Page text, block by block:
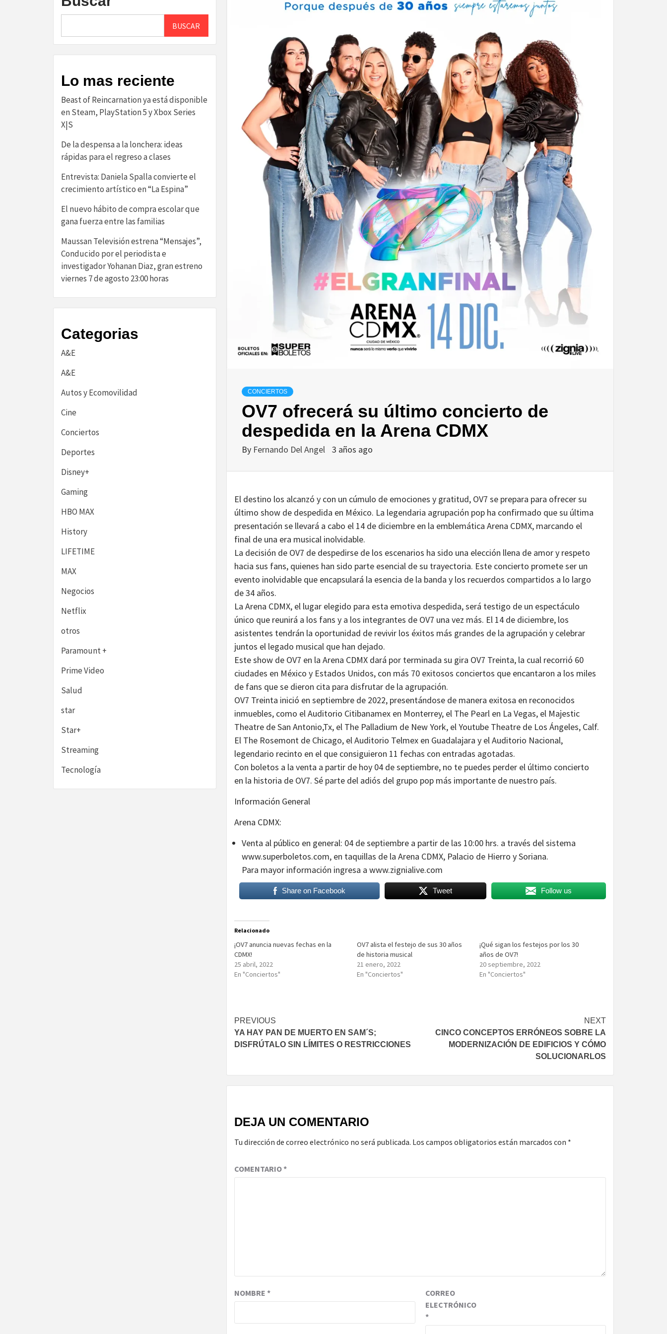
CONCIERTOS
OV7 ofrecerá su último concierto de
despedida en la Arena CDMX
By Fernando Del Angel 3 años ago
El destino los alcanzó y con un cúmulo de emociones y gratitud, OV7 se prepara para ofrecer su
último show de despedida en México. La legendaria agrupación pop ha confirmado que su última
presentación se llevará a cabo el 14 de diciembre en la emblemática Arena CDMX, marcando el
final de una era musical inolvidable.
La decisión de OV7 de despedirse de los escenarios ha sido una elección llena de amor y respeto
hacia sus fans, quienes han sido parte esencial de su trayectoria. Este concierto promete ser un
evento inolvidable que encapsulará la esencia de la banda y los recuerdos compartidos a lo largo
de 34 años.
La Arena CDMX, el lugar elegido para esta emotiva despedida, será testigo de un espectáculo
único que reunirá a los fans y a los integrantes de OV7 una vez más. El 14 de diciembre, los
asistentes tendrán la oportunidad de revivir los éxitos más grandes de la agrupación y celebrar
juntos el legado musical que han dejado.
Este show de OV7 en la Arena CDMX dará por terminada su gira OV7 Treinta, la cual recorrió 60
ciudades en México y Estados Unidos, con más 70 exitosos conciertos que encantaron a los miles
de fans que se dieron cita para disfrutar de la agrupación.
OV7 Treinta inició en septiembre de 2022, presentándose de manera exitosa en reconocidos
inmuebles, como el Auditorio Citibanamex en Monterrey, el The Pearl en La Vegas, el Majestic
Theatre de San Antonio,Tx, el The Palladium de New York, el Youtube Theatre de Los Ángeles, Calf.
El The Rosemont de Chicago, el Auditorio Telmex en Guadalajara y el Auditorio Nacional,
legendario recinto en el que consiguieron 11 fechas con entradas agotadas.
Con boletos a la venta a partir de hoy 04 de septiembre, no te puedes perder el último concierto
en la historia de OV7. Sé parte del adiós del grupo pop más importante de nuestro país.
Información General
Arena CDMX:
Venta al público en general: 04 de septiembre a partir de las 10:00 hrs. a través del sistema
www.superboletos.com, en taquillas de la Arena CDMX, Palacio de Hierro y Soriana.
Para mayor información ingresa a www.zignialive.com
Share on Facebook Tweet Follow us
Relacionado
¡OV7 anuncia nuevas fechas en la
CDMX!
25 abril, 2022
En "Conciertos"
OV7 alista el festejo de sus 30 años
de historia musical
21 enero, 2022
En "Conciertos"
¡Qué sigan los festejos por los 30
años de OV7!
20 septiembre, 2022
En "Conciertos"
Post
navigation
PREVIOUS
YA HAY PAN DE MUERTO EN SAM´S;
DISFRÚTALO SIN LÍMITES O RESTRICCIONES
NEXT
CINCO CONCEPTOS ERRÓNEOS SOBRE LA
MODERNIZACIÓN DE EDIFICIOS Y CÓMO
SOLUCIONARLOS
DEJA UN COMENTARIO
Tu dirección de correo electrónico no será publicada. Los campos obligatorios están marcados con *
COMENTARIO*
NOMBRE *
CORREO
ELECTRÓNICO
*
BUSCAR
Lo mas reciente
Beast of Reincarnation ya está disponible
en Steam, PlayStation 5 y Xbox Series
X|S
De la despensa a la lonchera: ideas
rápidas para el regreso a clases
Entrevista: Daniela Spalla convierte el
crecimiento artístico en “La Espina”
El nuevo hábito de compra escolar que
gana fuerza entre las familias
Maussan Televisión estrena “Mensajes”,
Conducido por el periodista e
investigador Yohanan Diaz, gran estreno
viernes 7 de agosto 23:00 horas
Categorias
A&E
A&E
Autos y Ecomovilidad
Cine
Conciertos
Deportes
Disney+
Gaming
HBO MAX
History
LIFETIME
MAX
Negocios
Netflix
otros
Paramount +
Prime Video
Salud
star
Star+
Streaming
Tecnología